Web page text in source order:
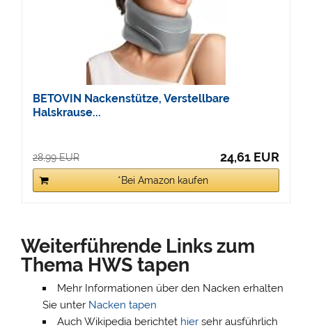
BETOVIN Nackenstütze, Verstellbare
Halskrause...
28,99 EUR 24,61 EUR
*Bei Amazon kaufen
Weiterführende Links zum
Thema HWS tapen
Mehr Informationen über den Nacken erhalten
Sie unter Nacken tapen
Auch Wikipedia berichtet hiersehr ausführlich